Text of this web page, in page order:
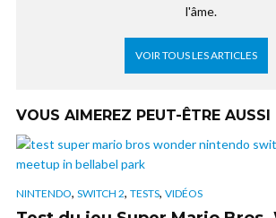
l'âme.
VOIR TOUS LES ARTICLES
VOUS AIMEREZ PEUT-ÊTRE AUSSI
NINTENDO, SWITCH 2, TESTS, VIDÉOS